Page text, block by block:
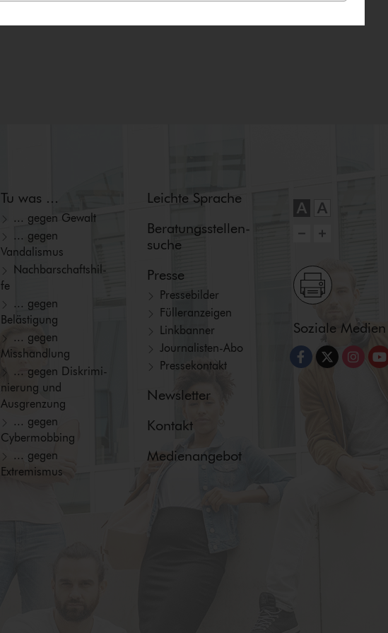
Tu was ...
... gegen Gewalt
... gegen
Vandalismus
Nach­bar­schafts­hil­
fe
... gegen
Belästigung
... gegen
Misshandlung
... gegen Dis­kri­mi­
nie­rung und
Ausgrenzung
... gegen
Cybermobbing
... gegen
Extremismus
Leichte Sprache
Beratungs­stellen­
suche
Presse
Pressebilder
Fül­ler­an­zei­gen
Linkbanner
Jour­na­lis­ten-Abo
Pressekontakt
Newsletter
Kontakt
Medienangebot
Soziale Medien